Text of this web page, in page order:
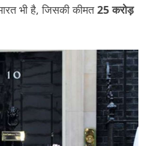
भी है, जिसकी कीमत25 करोड़